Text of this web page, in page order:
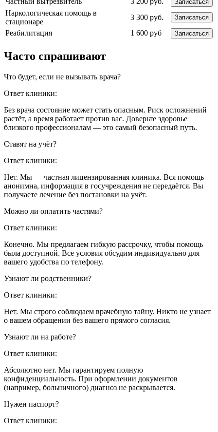
Записаться
Наркологическая помощь в
стационаре
3 300 руб. Записаться
Реабилитация 1 600 руб Записаться
Часто спрашивают
Что будет, если не вызывать врача?
Ответ клиники:
Без врача состояние может стать опасным. Риск осложнений
растёт, а время работает против вас. Доверьте здоровье
близкого профессионалам — это самый безопасный путь.
Ставят на учёт?
Ответ клиники:
Нет. Мы — частная лицензированная клиника. Вся помощь
анонимна, информация в госучреждения не передаётся. Вы
получаете лечение без постановки на учёт.
Можно ли оплатить частями?
Ответ клиники:
Конечно. Мы предлагаем гибкую рассрочку, чтобы помощь
была доступной. Все условия обсудим индивидуально для
вашего удобства по телефону.
Узнают ли родственники?
Ответ клиники:
Нет. Мы строго соблюдаем врачебную тайну. Никто не узнает
о вашем обращении без вашего прямого согласия.
Узнают ли на работе?
Ответ клиники:
Абсолютно нет. Мы гарантируем полную
конфиденциальность. При оформлении документов
(например, больничного) диагноз не раскрывается.
Нужен паспорт?
Ответ клиники: